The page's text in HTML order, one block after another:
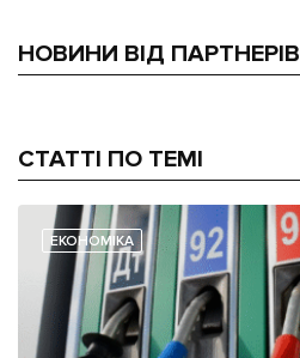
НОВИНИ ВІД ПАРТНЕРІВ
СТАТТІ ПО ТЕМІ
ЕКОНОМІКА